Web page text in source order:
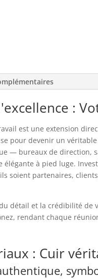
:
est une extension
pour devenir un
— bureaux de
à pied luge.
soient partenaires,
détail et la crédibilité
rendant chaque
: Cuir